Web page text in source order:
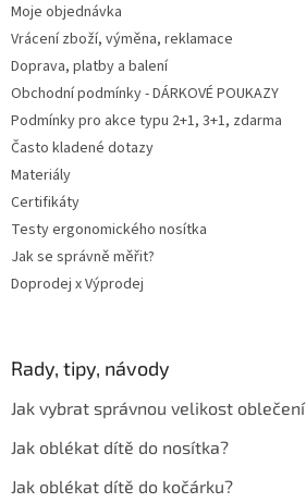
Moje objednávka
Vrácení zboží, výměna, reklamace
Doprava, platby a balení
Obchodní podmínky - DÁRKOVÉ POUKAZY
Podmínky pro akce typu 2+1, 3+1, zdarma
Často kladené dotazy
Materiály
Certifikáty
Testy ergonomického nosítka
Jak se správně měřit?
Doprodej x Výprodej
Rady, tipy, návody
Jak vybrat správnou velikost oblečení
Jak oblékat dítě do nosítka?
Jak oblékat dítě do kočárku?